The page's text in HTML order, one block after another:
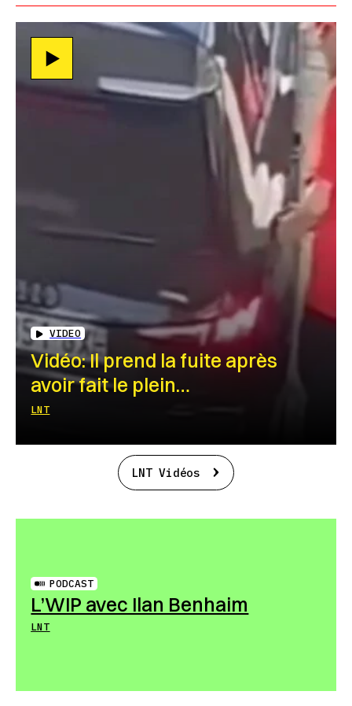
VIDEO
Vidéo: Il prend la fuite après
avoir fait le plein…
LNT
LNT Vidéos
PODCAST
L’WIP avec Ilan Benhaim
LNT